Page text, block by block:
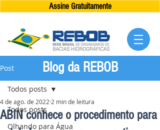
Assine Gratuitamente
Post
Todos posts
Olhando para Água
Todos posts
ABIN conhece o procedimento para
4 de ago. de 2022 2 min de leitura
Blog da REBOB